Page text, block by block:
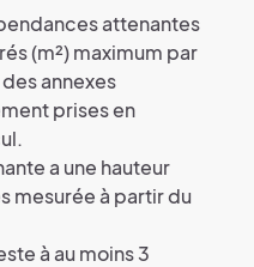
attenantes
(m²) maximum par
annexes
prises en
a une hauteur
mesurée à partir du
à au moins 3